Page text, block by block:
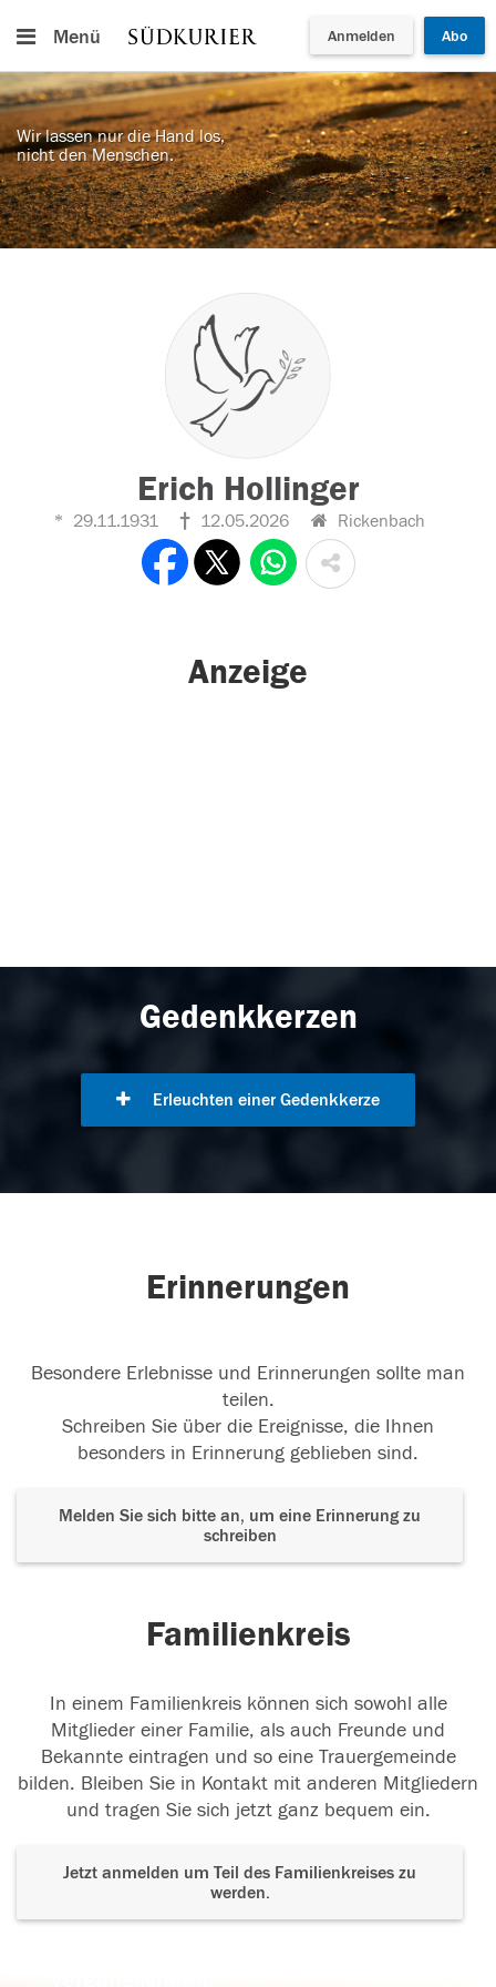
Menü Anmelden Abo
Wir lassen nur die Hand los,
nicht den Menschen.
Erich Hollinger
29.11.1931 12.05.2026 Rickenbach
Anzeige
Gedenkkerzen
Erleuchten einer Gedenkkerze
Erinnerungen
Besondere Erlebnisse und Erinnerungen sollte man
teilen.
Schreiben Sie über die Ereignisse, die Ihnen
besonders in Erinnerung geblieben sind.
Melden Sie sich bitte an, um eine Erinnerung zu
schreiben
Familienkreis
In einem Familienkreis können sich sowohl alle
Mitglieder einer Familie, als auch Freunde und
Bekannte eintragen und so eine Trauergemeinde
bilden. Bleiben Sie in Kontakt mit anderen Mitgliedern
und tragen Sie sich jetzt ganz bequem ein.
Jetzt anmelden um Teil des Familienkreises zu
werden.